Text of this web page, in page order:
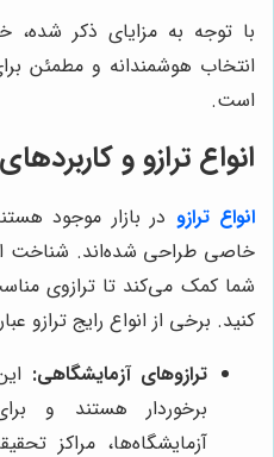
با توجه به مزایای ذکر شده،
انتخاب هوشمندانه و مطمئن
است.
انواع ترازو و
انواع ترازو در بازار موجود
خاصی طراحی شده‌اند. شناخت
شما کمک می‌کند تا ترازوی
کنید. برخی از انواع رایج ترازو
ترازوهای آزمایشگاهی:
برخوردار هستند و
آزمایشگاه‌ها، مراکز